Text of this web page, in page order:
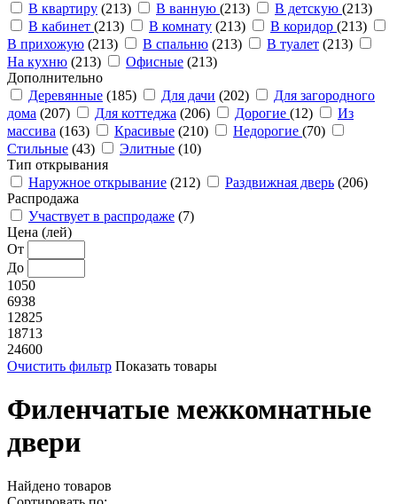
В квартиру (213) В ванную (213) В детскую (213)
В кабинет (213) В комнату (213) В коридор (213)
В прихожую (213) В спальню (213) В туалет (213)
На кухню (213) Офисные (213)
Дополнительно
Деревянные (185) Для дачи (202)
Для загородного
дома (207) Для коттеджа (206) Дорогие (12)
Из
массива (163) Красивые (210) Недорогие (70)
Стильные (43) Элитные (10)
Тип открывания
Наружное открывание (212) Раздвижная дверь (206)
Распродажа
Участвует в распродаже (7)
Цена (лей)
От
До
1050
6938
12825
18713
24600
Очистить фильтр Показать товары
Филенчатые межкомнатные
двери
Найдено товаров